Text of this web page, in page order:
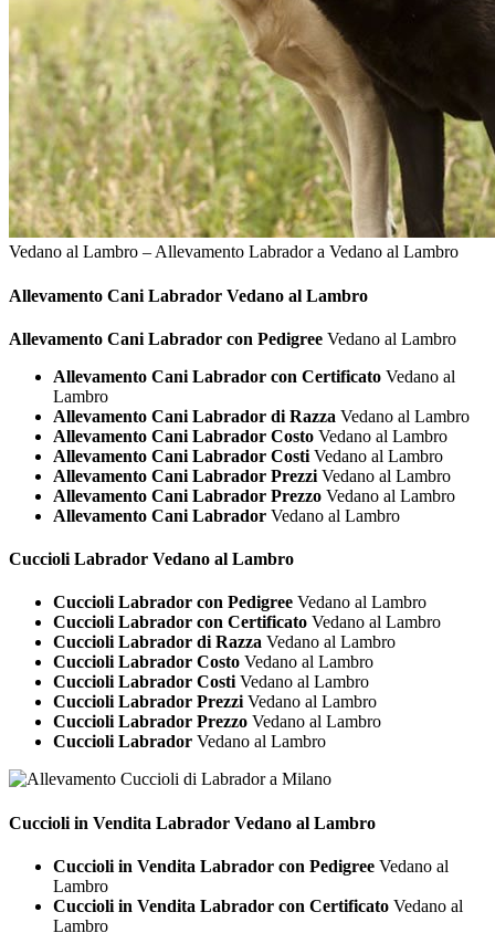
Vedano al Lambro – Allevamento Labrador a Vedano al Lambro
Allevamento Cani Labrador Vedano al Lambro
Allevamento Cani Labrador con Pedigree Vedano al Lambro
Allevamento Cani Labrador con Certificato Vedano al
Lambro
Allevamento Cani Labrador di Razza Vedano al Lambro
Allevamento Cani Labrador Costo Vedano al Lambro
Allevamento Cani Labrador Costi Vedano al Lambro
Allevamento Cani Labrador Prezzi Vedano al Lambro
Allevamento Cani Labrador Prezzo Vedano al Lambro
Allevamento Cani Labrador Vedano al Lambro
Cuccioli Labrador Vedano al Lambro
Cuccioli Labrador con Pedigree Vedano al Lambro
Cuccioli Labrador con Certificato Vedano al Lambro
Cuccioli Labrador di Razza Vedano al Lambro
Cuccioli Labrador Costo Vedano al Lambro
Cuccioli Labrador CostiVedano al Lambro
Cuccioli Labrador PrezziVedano al Lambro
Cuccioli Labrador Prezzo Vedano al Lambro
Cuccioli Labrador Vedano al Lambro
Cuccioli in Vendita Labrador Vedano al Lambro
Cuccioli in Vendita Labrador con Pedigree Vedano al
Lambro
Cuccioli in Vendita Labrador con Certificato Vedano al
Lambro